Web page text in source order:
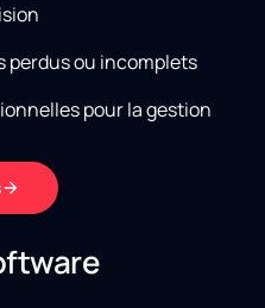
perdus ou incomplets
pour la gestion